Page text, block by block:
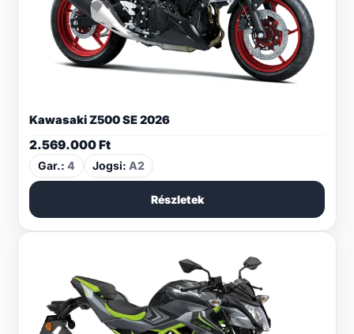
Kawasaki Z500 SE 2026
2.569.000Ft
Gar.: 4 Jogsi: A2
Részletek